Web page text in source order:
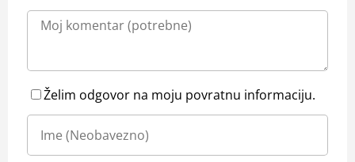
Želim odgovor na moju povratnu informaciju.